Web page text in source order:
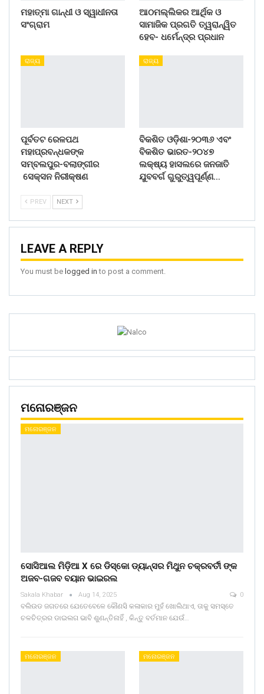
ମହାତ୍ମା ଗାନ୍ଧୀ ଓ ସ୍ୱାଧୀନତା
ସଂଗ୍ରାମ
ଆଠମଲ୍ଲିକର ଆର୍ଥିକ ଓ
ସାମାଜିକ ପ୍ରଗତି ତ୍ୱରାନ୍ୱିତ
ହେବ- ଧର୍ମେନ୍ଦ୍ର ପ୍ରଧାନ
ରାଜ୍ୟ
ପୂର୍ବତଟ ରେଳପଥ
ମହାପ୍ରବନ୍ଧକଙ୍କ
ସମ୍ବଲପୁର-ବଲାଙ୍ଗୀର
ସେକ୍ସନ ନିରୀକ୍ଷଣ
ରାଜ୍ୟ
ବିକଶିତ ଓଡ଼ିଶା-୨୦୩୬ ଏବଂ
ବିକଶିତ ଭାରତ-୨୦୪୭
ଲକ୍ଷ୍ୟ ହାସଲରେ ଜନଜାତି
ଯୁବବର୍ଗ ଗୁରୁତ୍ୱପୂର୍ଣ୍ଣ…
PREV NEXT
LEAVE A REPLY
You must be logged in to post a comment.
ମନୋରଞ୍ଜନ
ମନୋରଞ୍ଜନ
ସୋସିଆଲ ମିଡ଼ିଆ X ରେ ଡିସ୍କୋ ଡ୍ୟାନ୍ସର ମିଥୁନ ଚକ୍ରବର୍ତୀ ଙ୍କ
ଅଜବ-ଗଜବ ବୟାନ ଭାଇରଲ
Sakala Khabar Aug 14, 2025 0
ବଲିଉଡ ଜଗତରେ ଯେତେବେଳେ କୌଣସି କଳାକାର ମୁହଁ ଖୋଲିଥାଏ, ତାକୁ ସମସ୍ତେ
ଚଳଚିତ୍ରର ଡାଇଲଗ ଭାବି ଶୁଣନ୍ତିନାହିଁ , କିନ୍ତୁ ବର୍ତମାନ ଯେଉଁ…
ମନୋରଞ୍ଜନ ମନୋରଞ୍ଜନ